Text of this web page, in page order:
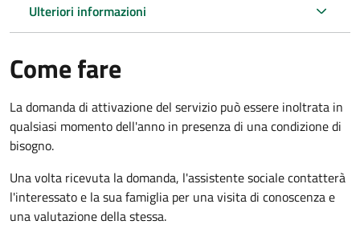
Ulteriori informazioni
Come fare
La domanda di attivazione del servizio può essere inoltrata in
qualsiasi momento dell'anno in presenza di una condizione di
bisogno.
Una volta ricevuta la domanda, l'assistente sociale contatterà
l'interessato e la sua famiglia per una visita di conoscenza e
una valutazione della stessa.